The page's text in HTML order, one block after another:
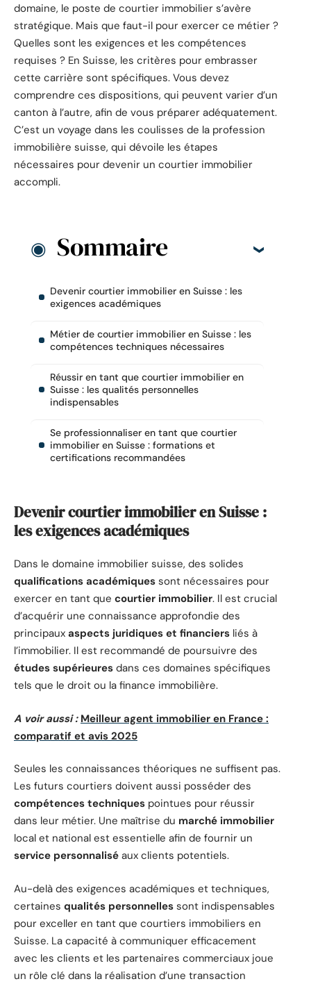
domaine, le poste de courtier immobilier s’avère
stratégique. Mais que faut-il pour exercer ce métier ?
Quelles sont les exigences et les compétences
requises ? En Suisse, les critères pour embrasser
cette carrière sont spécifiques. Vous devez
comprendre ces dispositions, qui peuvent varier d’un
canton à l’autre, afin de vous préparer adéquatement.
C’est un voyage dans les coulisses de la profession
immobilière suisse, qui dévoile les étapes
nécessaires pour devenir un courtier immobilier
accompli.
Sommaire
Devenir courtier immobilier en Suisse : les
exigences académiques
Métier de courtier immobilier en Suisse : les
compétences techniques nécessaires
Réussir en tant que courtier immobilier en
Suisse : les qualités personnelles
indispensables
Se professionnaliser en tant que courtier
immobilier en Suisse : formations et
certifications recommandées
Devenir courtier immobilier en Suisse :
les exigences académiques
Dans le domaine immobilier suisse, des solides
qualifications académiques sont nécessaires pour
exercer en tant que courtier immobilier. Il est crucial
d’acquérir une connaissance approfondie des
principaux aspects juridiques et financiers liés à
l’immobilier. Il est recommandé de poursuivre des
études supérieures dans ces domaines spécifiques
tels que le droit ou la finance immobilière.
A voir aussi : Meilleur agent immobilier en France :
comparatif et avis 2025
Seules les connaissances théoriques ne suffisent pas.
Les futurs courtiers doivent aussi posséder des
compétences techniques pointues pour réussir
dans leur métier. Une maîtrise du marché immobilier
local et national est essentielle afin de fournir un
service personnalisé aux clients potentiels.
Au-delà des exigences académiques et techniques,
certaines qualités personnelles sont indispensables
pour exceller en tant que courtiers immobiliers en
Suisse. La capacité à communiquer efficacement
avec les clients et les partenaires commerciaux joue
un rôle clé dans la réalisation d’une transaction